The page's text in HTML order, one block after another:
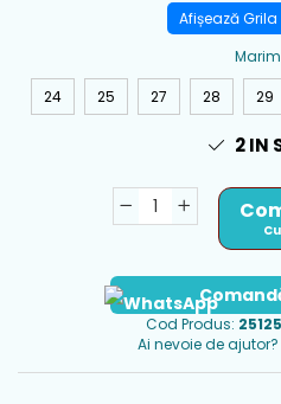
Afișează
24
25 27 28 29
2IN
Cod Produs:
Ai nevoie de ajutor?